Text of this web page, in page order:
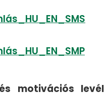
és motivációs levél